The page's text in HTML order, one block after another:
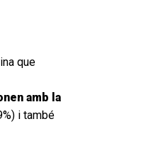
que
amb la
i també